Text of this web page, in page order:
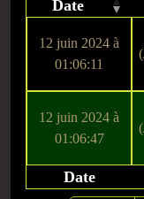
Date
12 juin 2024 à
01:06:11
(
12 juin 2024 à
01:06:47
(
Date